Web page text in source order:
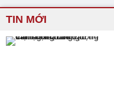
TIN MỚI